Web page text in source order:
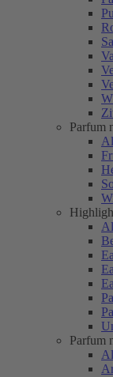
Parfum
Parfum